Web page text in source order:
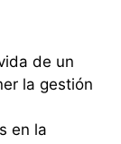
de un
la gestión
en la